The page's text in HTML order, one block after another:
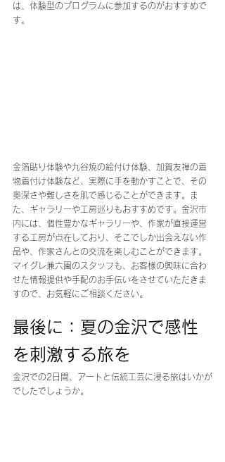
は、体験型のプログラムに参加するのがおすすめで
す。
金箔貼り体験や九谷焼の絵付け体験、加賀友禅の着
物着付け体験など、実際に手を動かすことで、その
奥深さや難しさを肌で感じることができます。ま
た、ギャラリーや工房巡りもおすすめです。金沢市
内には、個性豊かなギャラリーや、作家が直接運営
する工房が点在しており、そこでしか出会えない作
品や、作家さんとの交流を楽しむことができます。
マイグレ兼六園のスタッフも、お客様の興味に合わ
せた情報提供や手配のお手伝いをさせていただきま
すので、お気軽にご相談ください。
最後に：夏の金沢で感性
を刺激する旅を
金沢での2日間、アートと伝統工芸に浸る旅はいかが
でしたでしょうか。